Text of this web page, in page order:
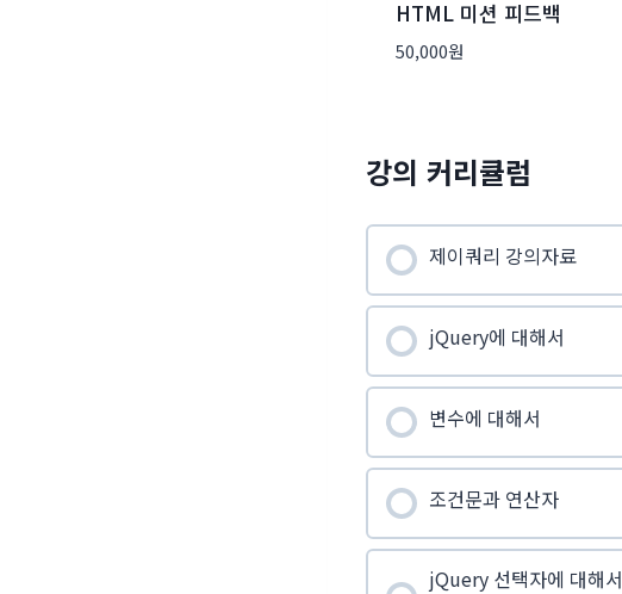
HTML 미션 피드백
50,000원
강의 커리큘럼
제이쿼리 강의자료
jQuery에 대해서
변수에 대해서
조건문과 연산자
jQuery 선택자에 대해서